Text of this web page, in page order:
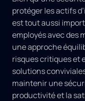
protéger les actifs
est tout aussi
employés avec des
une approche
risques critiques et
solutions
maintenir une
productivité et la